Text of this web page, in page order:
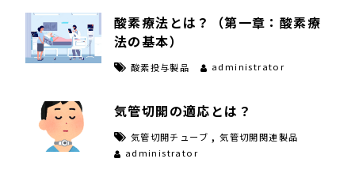
酸素療法とは？（第一章：酸素療
法の基本）
酸素投与製品 administrator
気管切開の適応とは？
気管切開チューブ ,気管切開関連製品
administrator